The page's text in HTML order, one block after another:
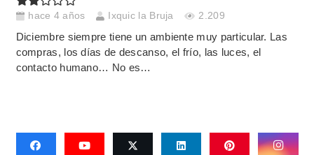
hace 4 años Ixquic la Bruja 2.209
Diciembre siempre tiene un ambiente muy particular. Las
compras, los días de descanso, el frío, las luces, el
contacto humano… No es…